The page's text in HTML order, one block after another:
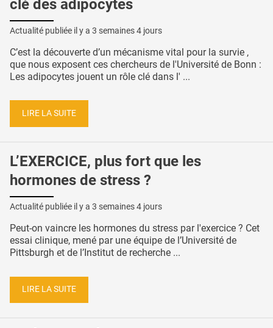
clé des adipocytes
Actualité publiée il y a 3 semaines 4 jours
C’est la découverte d’un mécanisme vital pour la survie ,
que nous exposent ces chercheurs de l'Université de Bonn :
Les adipocytes jouent un rôle clé dans l' ...
LIRE LA SUITE
L’EXERCICE, plus fort que les
hormones de stress ?
Actualité publiée il y a 3 semaines 4 jours
Peut-on vaincre les hormones du stress par l'exercice ? Cet
essai clinique, mené par une équipe de l’Université de
Pittsburgh et de l’Institut de recherche ...
LIRE LA SUITE